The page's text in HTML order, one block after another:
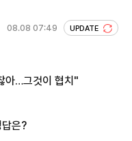
08.08 07:49 UPDATE
아…그것이 협치"
은?